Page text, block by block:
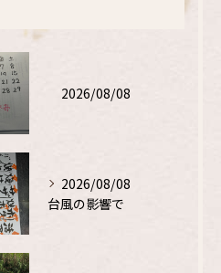
2026/08/08
2026/08/08
台風の影響で